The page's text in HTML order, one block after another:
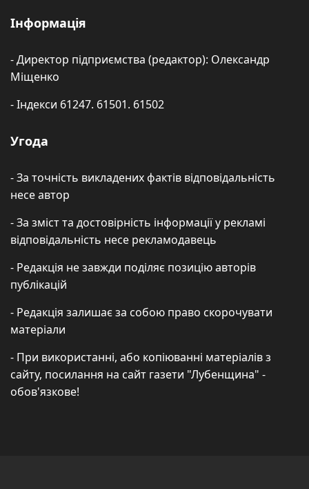
Інформація
- Директор підприємства (редактор): Олександр
Міщенко
- Індекси 61247. 61501. 61502
Угода
- За точність викладених фактів відповідальність
несе автор
- За зміст та достовірність інформації у рекламі
відповідальність несе рекламодавець
- Редакція не завжди поділяє позицію авторів
публікацій
- Редакція залишає за собою право скорочувати
матеріали
- При використанні, або копіюванні матеріалів з
сайту, посилання на сайт газети "Лубенщина" -
обов'язкове!